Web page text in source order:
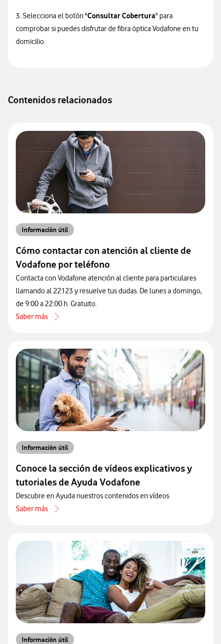
3. Selecciona el botón "Consultar Cobertura" para
comprobar si puedes disfrutar de fibra óptica Vodafone en tu
domicilio.
Contenidos relacionados
Información útil
Cómo contactar con atención al cliente de
Vodafone por teléfono
Contacta con Vodafone atención al cliente para particulares
llamando al 22123 y resuelve tus dudas. De lunes a domingo,
de 9:00 a 22:00 h. Gratuito.
Saber más
acerca de Cómo contactar con atención al cliente de Vodafone
Información útil
Conoce la sección de vídeos explicativos y
tutoriales de Ayuda Vodafone
Descubre en Ayuda nuestros contenidos en vídeos
Saber más
acerca de Conoce la sección de vídeos explicativos y tutoriales de
Información útil